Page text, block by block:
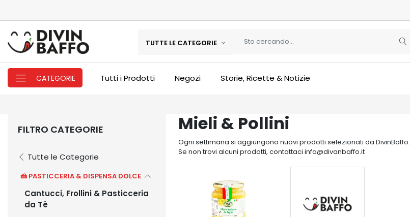
TUTTE LE CATEGORIE
CATEGORIE Tutti i Prodotti Negozi Storie, Ricette & Notizie
FILTRO CATEGORIE
Tutte le Categorie
🍰 PASTICCERIA & DISPENSA DOLCE
Cantucci, Frollini & Pasticceria
da Tè
Mieli & Pollini
Ogni settimana si aggiungono nuovi prodotti selezionati da DivinBaffo.
Se non trovi alcuni prodotti, contattaci info@divanbaffo.it